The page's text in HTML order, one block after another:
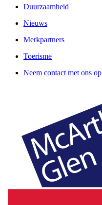
Duurzaamheid
Nieuws
Merkpartners
Toerisme
Neem contact met ons op